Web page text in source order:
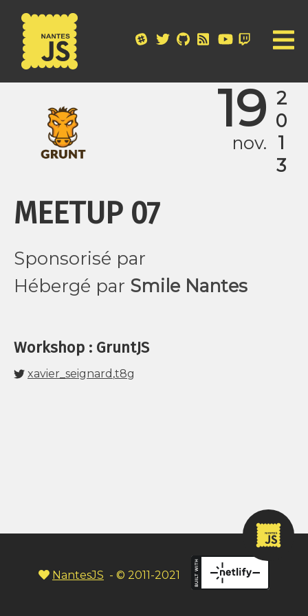
19
nov. 2013
MEETUP 07
Sponsorisé par
Hébergé par Smile Nantes
Workshop : GruntJS
xavier_seignard ,t8g
NantesJS - © 2011-2021